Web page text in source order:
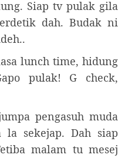
Siap tv pulak gila
dah. Budak ni
lunch time, hidung
pulak! G check,
pengasuh muda
la sekejap. Dah siap
malam tu mesej